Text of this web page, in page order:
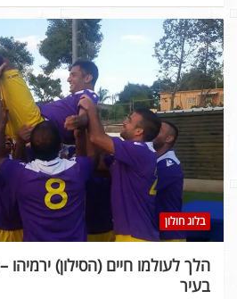
בלוג חולון
הלך לעולמו חיים (הסילון)
בעיר